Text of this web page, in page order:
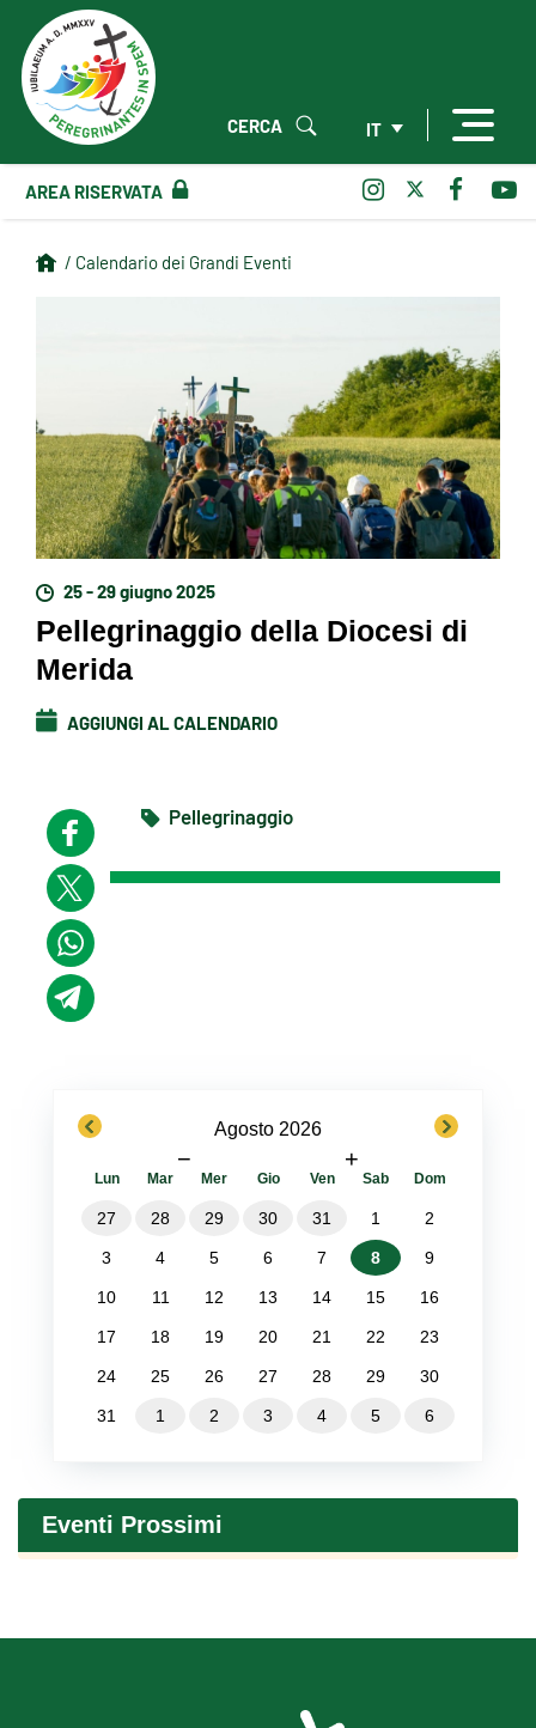
IT
CERCA
AREA RISERVATA
/ Calendario dei Grandi Eventi
25 - 29 giugno 2025
Pellegrinaggio della Diocesi di
Merida
AGGIUNGI AL CALENDARIO
Pellegrinaggio
previous Agosto 2026
− +
next
Lun Mar Mer Gio Ven Sab Dom
27 28 29 30 31 1 2
3 4 5 6 7 8 9
10 11 12 13 14 15 16
17 18 19 20 21 22 23
24 25 26 27 28 29 30
31 1 2 3 4 5 6
Eventi Prossimi